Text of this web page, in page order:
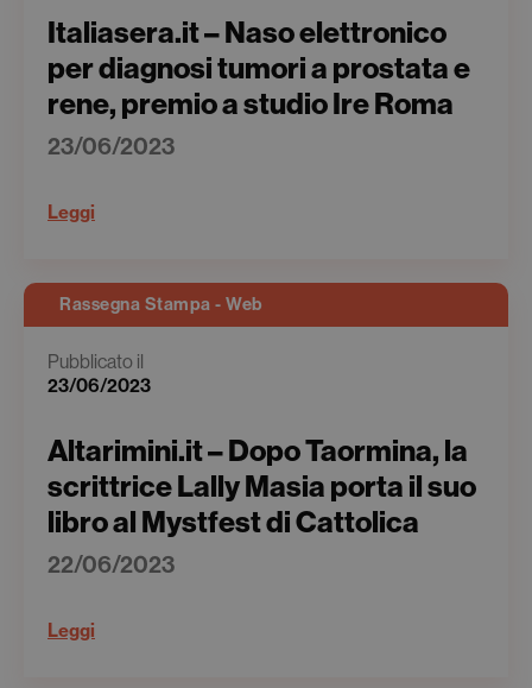
Italiasera.it – Naso elettronico
per diagnosi tumori a prostata e
rene, premio a studio Ire Roma
23/06/2023
Leggi
Rassegna Stampa - Web
Pubblicato il
23/06/2023
Altarimini.it – Dopo Taormina, la
scrittrice Lally Masia porta il suo
libro al Mystfest di Cattolica
22/06/2023
Leggi